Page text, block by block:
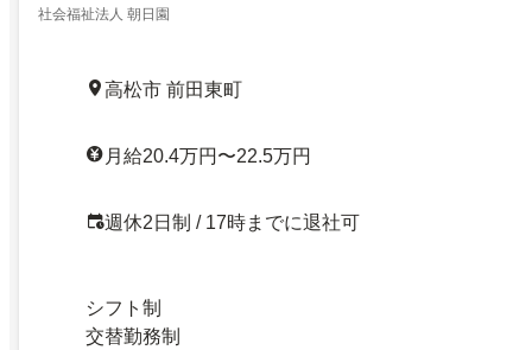
社会福祉法人 朝日園
高松市 前田東町
月給20.4万円〜22.5万円
週休2日制 / 17時までに退社可
シフト制
交替勤務制